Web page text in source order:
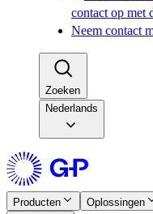
contact op met
Neem contact
Zoeken​​
Nederlands
Producten​​ Oplossingen​​